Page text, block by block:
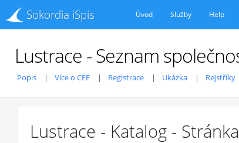
Sokordia iSpis Úvod Služby Help
Lustrace - Seznam
Popis Více o CEE Registrace Ukázka Rejstříky
Lustrace - Katalog -